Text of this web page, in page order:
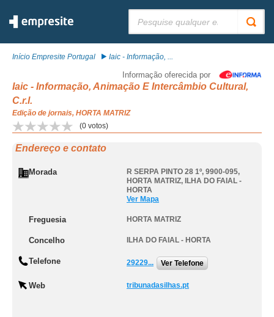
Início Empresite Portugal Iaic - Informação, ...
Informação oferecida por
Iaic - Informação, Animação E Intercâmbio Cultural,
C.r.l.
Edição de jornais, HORTA MATRIZ
(0 votos)
Endereço e contato
Morada R SERPA PINTO 28 1º, 9900-095,
HORTA MATRIZ, ILHA DO FAIAL -
HORTA
Ver Mapa
Freguesia HORTA MATRIZ
Concelho ILHA DO FAIAL - HORTA
Telefone 29229... Ver Telefone
Web tribunadasilhas.pt